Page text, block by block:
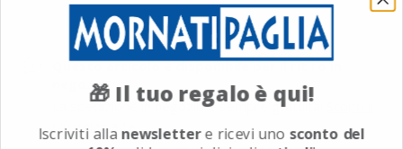
Questo articolo è disponibile per il ritiro in
negozio
La spedizione in negozio è sempre gratuita!
più vicino a te
🎁 Il tuo regalo è qui!
Iscriviti alla newslettere ricevi uno sconto del